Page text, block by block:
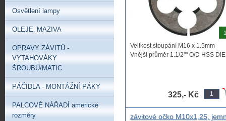
Velikost stoupání M16 x 1.5mm
Vnější průměr 1.1/2"" O/D HSS DIE
325,- Kč
závitové očko M10x1,25,
Osvětlení lampy
OLEJE‚ MAZIVA
OPRAVY ZÁVITŮ -
VYTAHOVÁKY
ŠROUBŮ/MATIC
PÁČIDLA - MONTÁŽNÍ PÁKY
PALCOVÉ NÁŘADÍ americké
rozměry